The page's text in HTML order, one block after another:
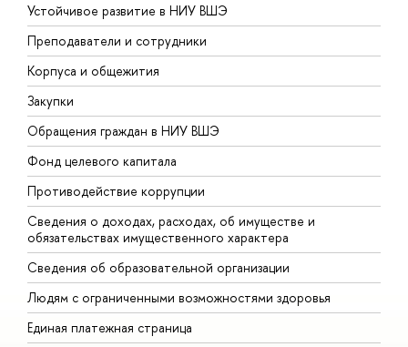
Устойчивое развитие в НИУ ВШЭ
Преподаватели и сотрудники
Корпуса и общежития
Закупки
Обращения граждан в НИУ ВШЭ
Фонд целевого капитала
Противодействие коррупции
Сведения о доходах, расходах, об имуществе и
обязательствах имущественного характера
Сведения об образовательной организации
Людям с ограниченными возможностями здоровья
Единая платежная страница